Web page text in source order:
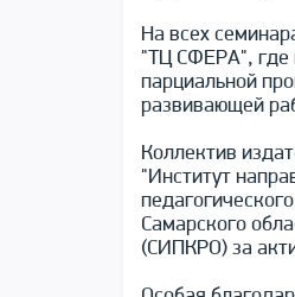
На всех
"ТЦ СФЕРА", где
парциальной
развивающей
Коллектив
"Институт
Самарского
(СИПКРО) за